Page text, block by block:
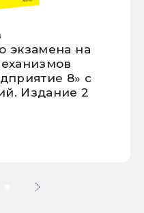
экзамена на
8» с
Издание 2